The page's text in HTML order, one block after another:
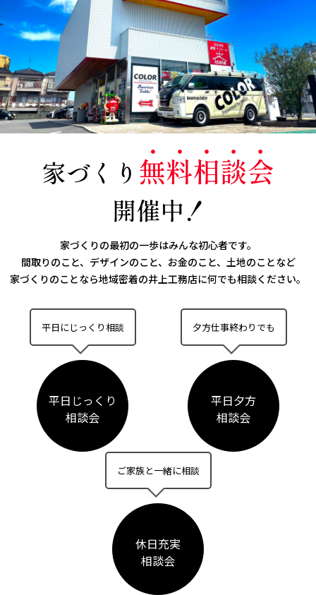
家づくりの最初の一歩はみんな初心者です。
間取りのこと、デザインのこと、お金のこと、土地のことなど
家づくりのことなら地域密着の井上工務店に何でも相談ください。
平日にじっくり相談
平日じっくり
相談会
夕方仕事終わりでも
平日夕方
相談会
ご家族と一緒に相談
休日充実
相談会